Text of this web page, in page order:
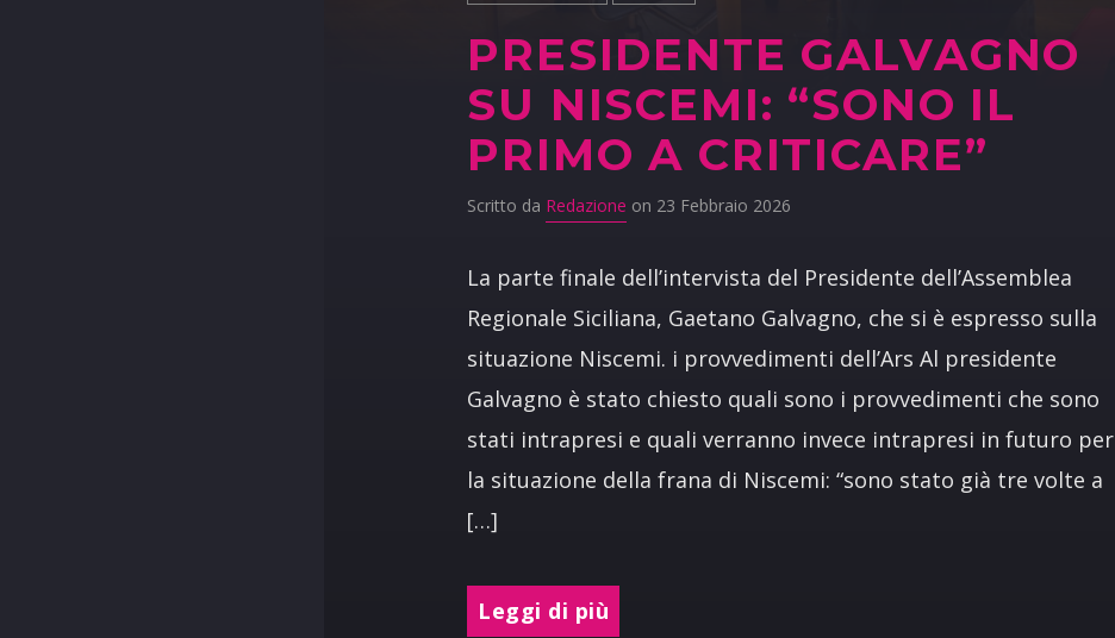
PRESIDENTE GALVAGNO
SU NISCEMI: “SONO IL
PRIMO A CRITICARE”
Scritto da Redazione on 23 Febbraio 2026
La parte finale dell’intervista del Presidente dell’Assemblea
Regionale Siciliana, Gaetano Galvagno, che si è espresso sulla
situazione Niscemi. i provvedimenti dell’Ars Al presidente
Galvagno è stato chiesto quali sono i provvedimenti che sono
stati intrapresi e quali verranno invece intrapresi in futuro per
la situazione della frana di Niscemi: “sono stato già tre volte a
[…]
Leggi di più